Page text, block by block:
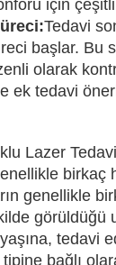
için
Tedavi
başlar. Bu
olarak
ek tedavi
Lazer
birkaç
genellikle
görüldüğü
tedavi
bağlı